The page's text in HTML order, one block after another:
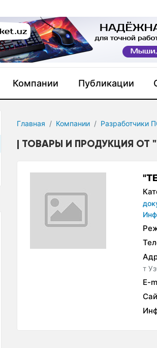
Компании Публикации
Главная Компании Разработчики
ТОВАРЫ И ПРОДУКЦИЯ ОТ
т
E-